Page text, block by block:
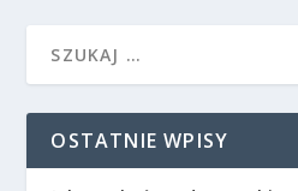
OSTATNIE WPISY